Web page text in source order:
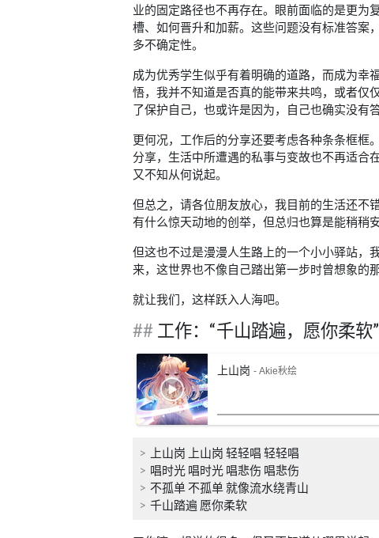
业的固定路径也不再存在。眼前面临的是更为
槽、如何晋升和加薪。这些问题没有标准答案
多不确定性。
成为优秀学生似乎有着明确的道路，而成为幸
悟，我并不知道是否真的能带来共鸣，或者仅
了保护自己，也或许是因为，自己也确实没有答
更何况，工作后的分享还要考虑各种条条框框
分享，生活中所遭遇的私事与变故也不再适合
又不知从何说起。
但总之，请各位朋友放心，我目前的生活还不
有什么惊天动地的创举，但总归也算是能稍稍
但这也不过是漫漫人生路上的一个小小驿站，
来，这世界也不像自己踏出第一步时曾想象的那
就让我们，这样跃入人海吧。
工作：“千山踏遍，愿你柔软”
上山岗 - Akie秋绘
平
光
上山岗 上山岗 轻轻唱 轻轻唱
唱时光 唱时光 唱悲伤 唱悲伤
不孤单 不孤单 就像流水绕青山
千山踏遍 愿你柔软